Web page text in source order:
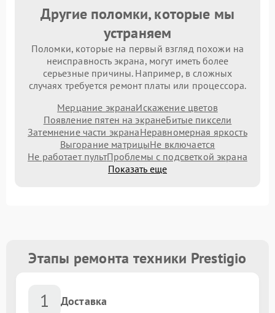
Другие поломки, которые мы
устраняем
Поломки, которые на первый взгляд похожи на
неисправность экрана, могут иметь более
серьезные причины. Например, в сложных
случаях требуется ремонт платы или процессора.
Мерцание экранаИскажение цветов
Появление пятен на экранеБитые пиксели
Затемнение части экранаНеравномерная яркость
Выгорание матрицыНе включается
Не работает пультПроблемы с подсветкой экрана
Показать еще
Этапы ремонта техники Prestigio
1 Доставка